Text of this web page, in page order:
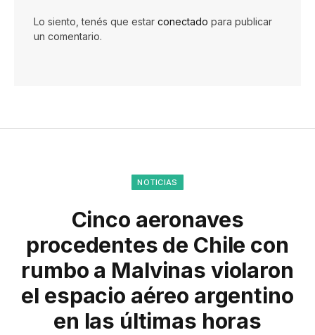
Lo siento, tenés que estar conectado para publicar
un comentario.
NOTICIAS
Cinco aeronaves
procedentes de Chile con
rumbo a Malvinas violaron
el espacio aéreo argentino
en las últimas horas